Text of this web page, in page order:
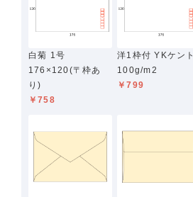
白菊 1号
176×120(〒枠あ
り)
￥758
洋1枠付 YKケント
100g/m2
￥799